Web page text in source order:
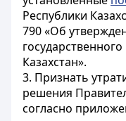
Республики
790 «Об
Казахстан».
3. Признать
решения
согласно